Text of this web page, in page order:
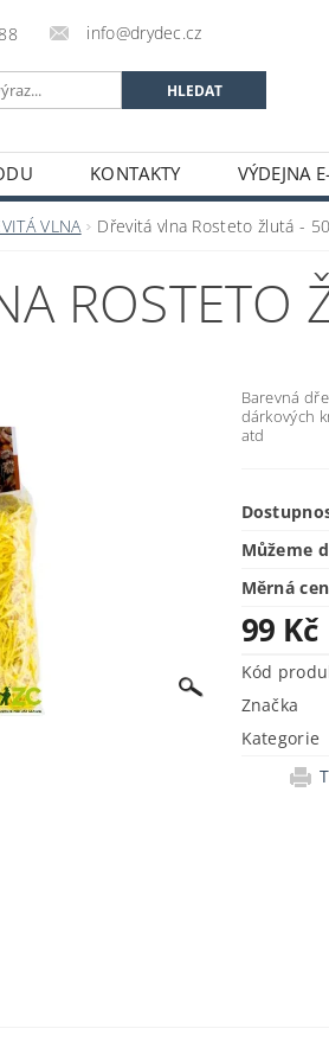
info@drydec.cz
KONTAKTY VÝDEJNA
PODMÍNKY
VLNA Dřevitá vlna Rosteto žlutá -
ROSTETO
Barevná
dárkových
atd
Můžeme
Měrná
99 Kč
Kód
Značka
Kategorie